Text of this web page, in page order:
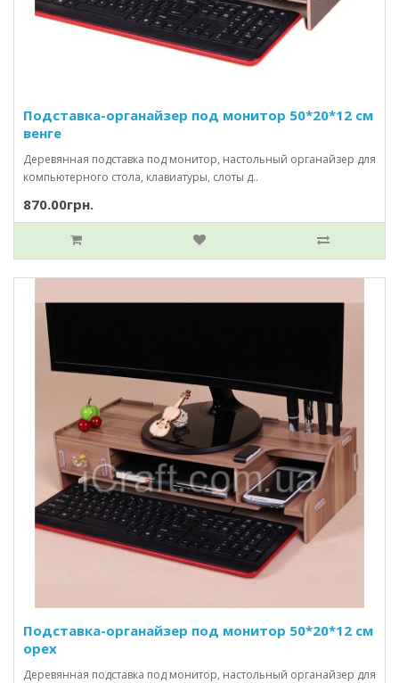
Подставка-органайзер под монитор 50*20*12 см
венге
Деревянная подставка под монитор, настольный органайзер для
компьютерного стола, клавиатуры, слоты д..
870.00грн.
Подставка-органайзер под монитор 50*20*12 см
орех
Деревянная подставка под монитор, настольный органайзер для